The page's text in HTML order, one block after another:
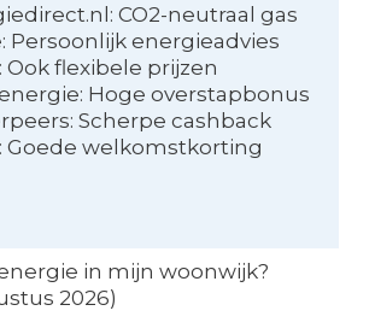
CO2-neutraal gas
Persoonlijk energieadvies
Ook flexibele prijzen
Hoge overstapbonus
Scherpe cashback
Goede welkomstkorting
in mijn woonwijk?
2026)